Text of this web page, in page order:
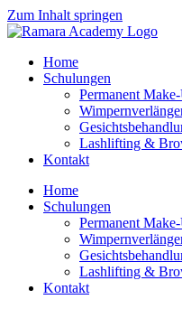
Zum Inhalt springen
Home
Schulungen
Permanent
Lashlifting &
Kontakt
Home
Schulungen
Permanent
Lashlifting &
Kontakt